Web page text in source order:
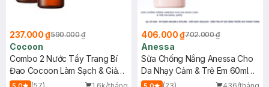
237.000 ₫590.000 ₫
Cocoon
Combo 2 Nước Tẩy Trang Bí
Đao Cocoon Làm Sạch & Giảm
Dầu 500ml
406.000 ₫702.000 ₫
Anessa
Sữa Chống Nắng Anessa Cho
Da Nhạy Cảm & Trẻ Em 60ml
(Mới)